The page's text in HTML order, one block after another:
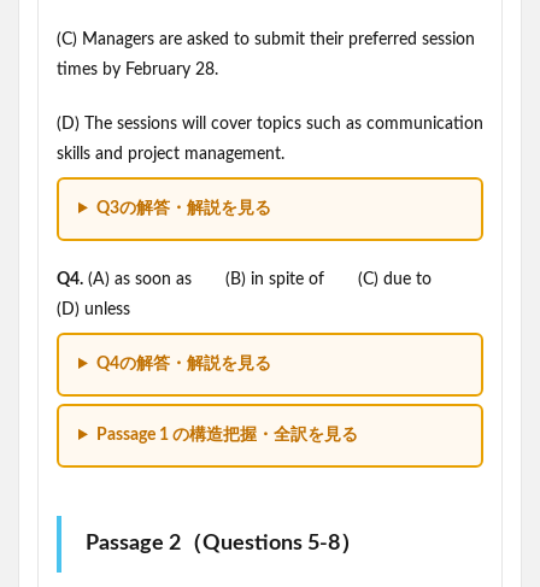
(C) Managers are asked to submit their preferred session
times by February 28.
(D) The sessions will cover topics such as communication
skills and project management.
Q3の解答・解説を見る
Q4. (A) as soon as (B) in spite of (C) due to
(D) unless
Q4の解答・解説を見る
Passage 1 の構造把握・全訳を見る
Passage 2（Questions 5-8）